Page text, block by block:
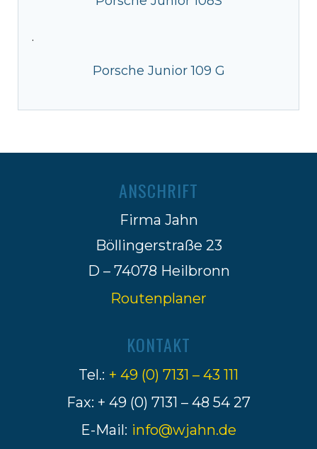
·
Porsche Junior 109 G
ANSCHRIFT
Firma Jahn
Böllingerstraße 23
D – 74078 Heilbronn
Routenplaner
KONTAKT
Tel.: + 49 (0) 7131 – 43 111
Fax: + 49 (0) 7131 – 48 54 27
E-Mail: info@wjahn.de